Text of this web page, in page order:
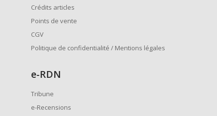
Crédits articles
Points de vente
CGV
Politique de confidentialité / Mentions légales
e-RDN
Tribune
e-Recensions